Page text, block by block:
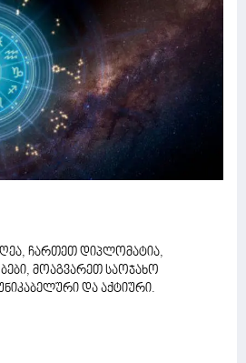
ჩართეთ დიპლომატია,
მოაგვარეთ საოჯახო
და აქტიური.